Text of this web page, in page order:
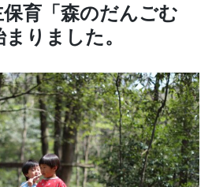
育「森のだんごむ
りました。